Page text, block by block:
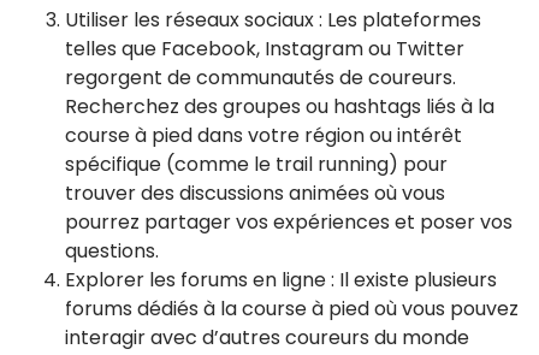
Utiliser les réseaux sociaux : Les plateformes
telles que Facebook, Instagram ou Twitter
regorgent de communautés de coureurs.
Recherchez des groupes ou hashtags liés à la
course à pied dans votre région ou intérêt
spécifique (comme le trail running) pour
trouver des discussions animées où vous
pourrez partager vos expériences et poser vos
questions.
Explorer les forums en ligne : Il existe plusieurs
forums dédiés à la course à pied où vous pouvez
interagir avec d’autres coureurs du monde